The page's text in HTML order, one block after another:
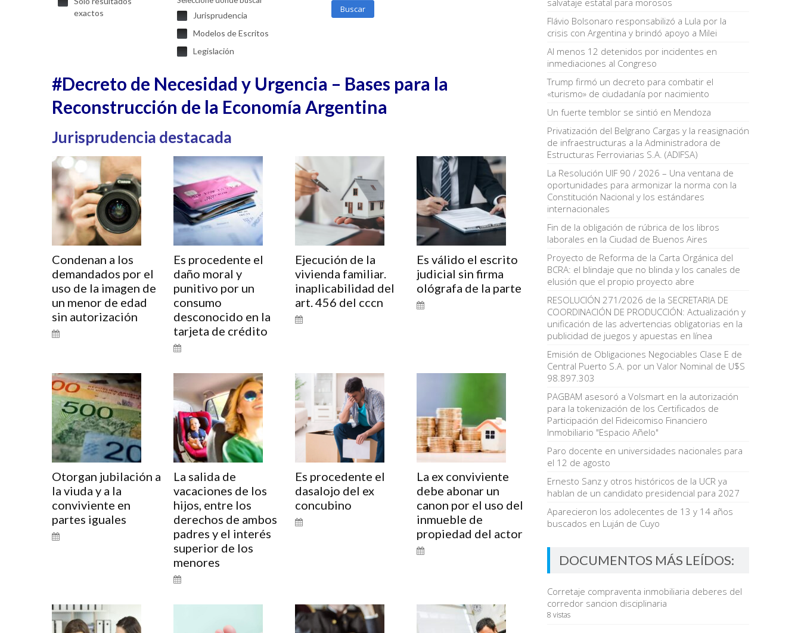
exactos
Jurisprudencia
Modelos de Escritos
Legislación
Buscar
#Decreto de Necesidad y Urgencia – Bases para la
Reconstrucción de la Economía Argentina
Jurisprudencia destacada
Condenan a los
demandados por el
uso de la imagen de
un menor de edad
sin autorización
Es procedente el
daño moral y
punitivo por un
consumo
desconocido en la
tarjeta de crédito
Ejecución de la
vivienda familiar.
inaplicabilidad del
art. 456 del cccn
Es válido el escrito
judicial sin firma
ológrafa de la parte
Otorgan jubilación a
la viuda y a la
conviviente en
partes iguales
La salida de
vacaciones de los
hijos, entre los
derechos de ambos
padres y el interés
superior de los
menores
Es procedente el
dasalojo del ex
concubino
La ex conviviente
debe abonar un
canon por el uso del
inmueble de
propiedad del actor
salvataje estatal para morosos
Flávio Bolsonaro responsabilizó a Lula por la
crisis con Argentina y brindó apoyo a Milei
Al menos 12 detenidos por incidentes en
inmediaciones al Congreso
Trump firmó un decreto para combatir el
«turismo» de ciudadanía por nacimiento
Un fuerte temblor se sintió en Mendoza
Privatización del Belgrano Cargas y la reasignación
de infraestructuras a la Administradora de
Estructuras Ferroviarias S.A. (ADIFSA)
La Resolución UIF 90 / 2026 – Una ventana de
oportunidades para armonizar la norma con la
Constitución Nacional y los estándares
internacionales
Fin de la obligación de rúbrica de los libros
laborales en la Ciudad de Buenos Aires
Proyecto de Reforma de la Carta Orgánica del
BCRA: el blindaje que no blinda y los canales de
elusión que el propio proyecto abre
RESOLUCIÓN 271/2026 de la SECRETARIA DE
COORDINACIÓN DE PRODUCCIÓN: Actualización y
unificación de las advertencias obligatorias en la
publicidad de juegos y apuestas en línea
Emisión de Obligaciones Negociables Clase E de
Central Puerto S.A. por un Valor Nominal de U$S
98.897.303
PAGBAM asesoró a Volsmart en la autorización
para la tokenización de los Certificados de
Participación del Fideicomiso Financiero
Inmobiliario "Espacio Añelo"
Paro docente en universidades nacionales para
el 12 de agosto
Ernesto Sanz y otros históricos de la UCR ya
hablan de un candidato presidencial para 2027
Aparecieron los adolecentes de 13 y 14 años
buscados en Luján de Cuyo
DOCUMENTOS MÁS LEÍDOS:
Corretaje compraventa inmobiliaria deberes del
corredor sancion disciplinaria
8 vistas